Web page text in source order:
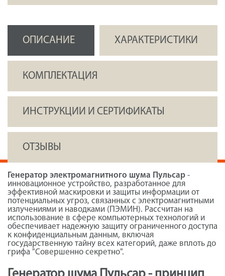
ОПИСАНИЕ ХАРАКТЕРИСТИКИ
КОМПЛЕКТАЦИЯ
ИНСТРУКЦИИ И СЕРТИФИКАТЫ
ОТЗЫВЫ
Генератор электромагнитного шума Пульсар -
инновационное устройство, разработанное для
эффективной маскировки и защиты информации от
потенциальных угроз, связанных с электромагнитными
излучениями и наводками (ПЭМИН). Рассчитан на
использование в сфере компьютерных технологий и
обеспечивает надежную защиту ограниченного доступа
к конфиденциальным данным, включая
государственную тайну всех категорий, даже вплоть до
грифа "Совершенно секретно".